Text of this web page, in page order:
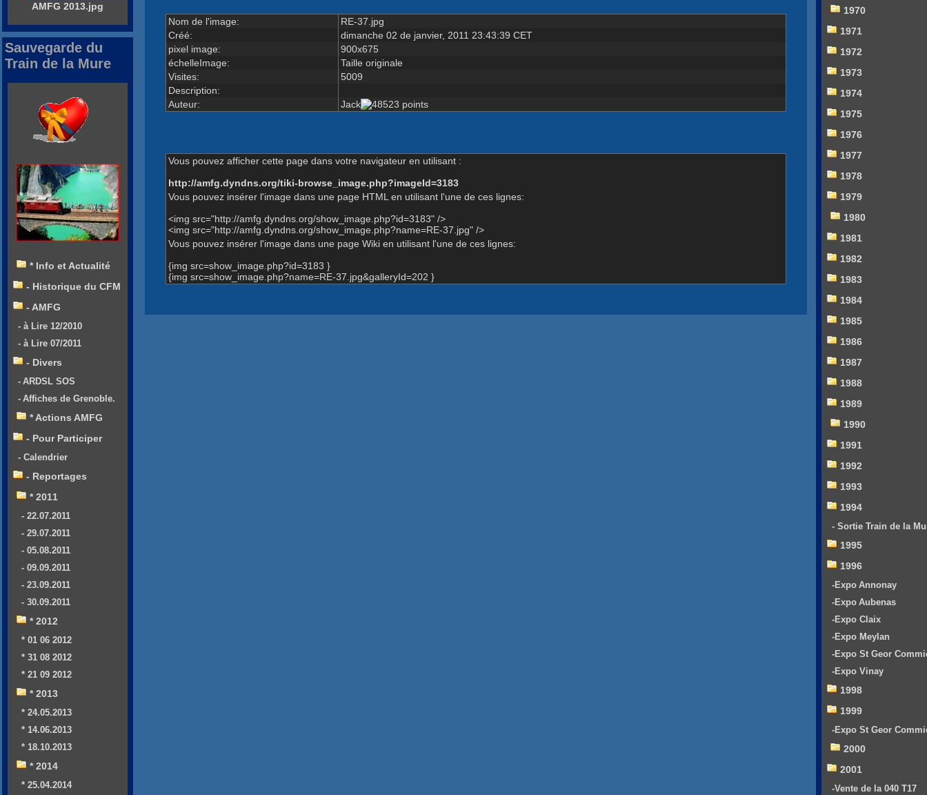
Nom de l'image:
RE-37.jpg
Créé:
dimanche 02 de janvier, 2011 23:43:39 CET
pixel image:
900x675
échelleImage:
Taille originale
Visites:
5009
Description:
Auteur:
Jack
Vous pouvez afficher cette page dans votre navigateur en utilisant :
http://amfg.dyndns.org/tiki-browse_image.php?imageId=3183
Vous pouvez insérer l'image dans une page HTML en utilisant l'une de ces lignes:
<img src="http://amfg.dyndns.org/show_image.php?id=3183" />
<img src="http://amfg.dyndns.org/show_image.php?name=RE-37.jpg" />
Vous pouvez insérer l'image dans une page Wiki en utilisant l'une de ces lignes:
{img src=show_image.php?id=3183 }
{img src=show_image.php?name=RE-37.jpg&galleryId=202 }
AMFG 2013.jpg
Sauvegarde du
Train de la Mure
* Info et Actualité
- Historique du CFM
- AMFG
- à Lire 12/2010
- à Lire 07/2011
- Divers
- ARDSL SOS
- Affiches de Grenoble.
* Actions AMFG
- Pour Participer
- Calendrier
- Reportages
* 2011
- 22.07.2011
- 29.07.2011
- 05.08.2011
- 09.09.2011
- 23.09.2011
- 30.09.2011
* 2012
* 01 06 2012
* 31 08 2012
* 21 09 2012
* 2013
* 24.05.2013
* 14.06.2013
* 18.10.2013
* 2014
* 25.04.2014
1970
1971
1972
1973
1974
1975
1976
1977
1978
1979
1980
1981
1982
1983
1984
1985
1986
1987
1988
1989
1990
1991
1992
1993
1994
- Sortie Train de la
1995
1996
-Expo Annonay
-Expo Aubenas
-Expo Claix
-Expo Meylan
-Expo St Geor
-Expo Vinay
1998
1999
-Expo St Geor
2000
2001
-Vente de la 040 T17